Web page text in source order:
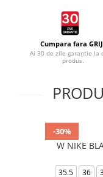
Cumpara fara
Ai 30 de zile garantie la
produs.
-30%
W NIKE
35.5 36